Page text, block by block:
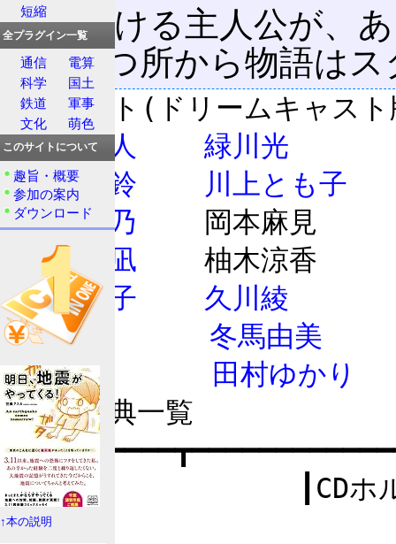
旅を続ける主人公が、
降り立つ所から物語は
国崎往人
緑川光
神尾観鈴
川上とも子
霧島佳乃
遠野美凪
神尾晴子
久川綾
霧島聖
冬馬由美
みちる
田村ゆかり
予約特典一覧
┃石丸            ┃CDホル
┃
短縮
全プラグイン一覧
通信
電算
科学
国土
鉄道
軍事
文化
萌色
このサイトについて
趣旨・概要
参加の案内
ダウンロード
↑本の説明